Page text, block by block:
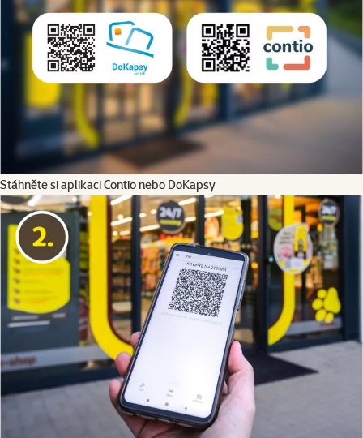
Stáhněte si aplikaci Contio nebo DoKapsy